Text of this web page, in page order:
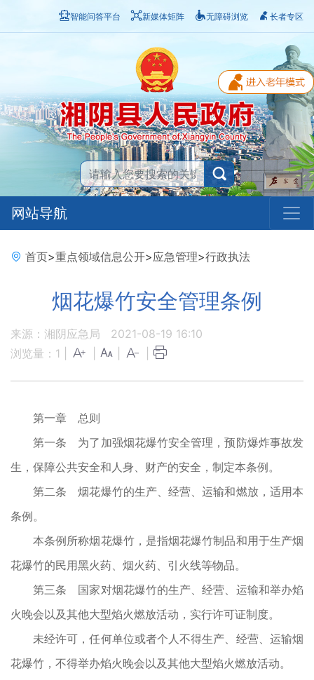
智能问答平台 新媒体矩阵 无障碍浏览 长者专区
网站导航
首页>重点领域信息公开>应急管理>行政执法
烟花爆竹安全管理条例
来源：湘阴应急局
2021-08-19 16:10
浏览量： 1
第一章 总则
第一条 为了加强烟花爆竹安全管理，预防爆炸事故发
生，保障公共安全和人身、财产的安全，制定本条例。
第二条 烟花爆竹的生产、经营、运输和燃放，适用本
条例。
本条例所称烟花爆竹，是指烟花爆竹制品和用于生产烟
花爆竹的民用黑火药、烟火药、引火线等物品。
第三条 国家对烟花爆竹的生产、经营、运输和举办焰
火晚会以及其他大型焰火燃放活动，实行许可证制度。
未经许可，任何单位或者个人不得生产、经营、运输烟
花爆竹，不得举办焰火晚会以及其他大型焰火燃放活动。